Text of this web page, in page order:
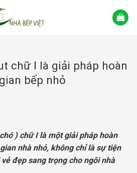
chữ I là giải pháp hoàn
bếp nhỏ
) chữ I là một giải pháp hoàn
nhà nhỏ, không chỉ là sự tiện
đẹp sang trọng cho ngôi nhà